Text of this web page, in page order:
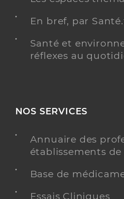
En bref, par
Santé et
réflexes au
NOS SERVICES
Annuaire des
établissements de
Base de
Essais Cliniques